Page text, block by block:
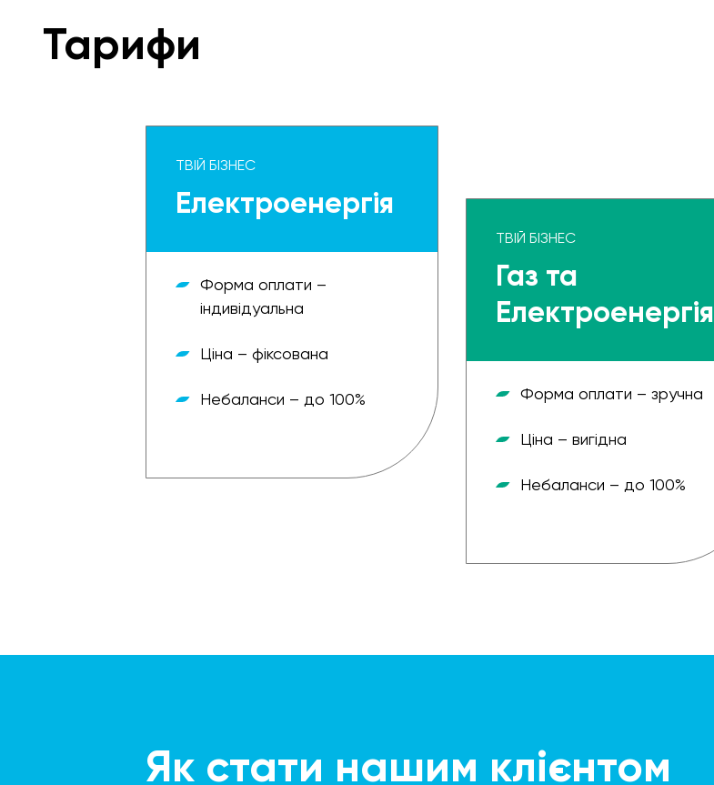
Тарифи
ТВІЙ БІЗНЕС
Електроенергія
Форма оплати –
індивідуальна
Ціна – фіксована
Небаланси – до 100%
ТВІЙ БІЗНЕС
Газ та
Електроенергія
Форма оплати – зручна
Ціна – вигідна
Небаланси – до 100%
Як стати нашим клієнтом